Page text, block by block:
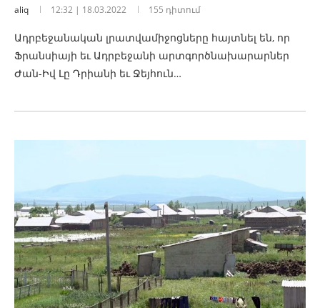
aliq 12:32 | 18.03.2022 155 դիտում
Ադրբեջանական լրատվամիջոցները հայտնել են, որ
Ֆրանսիայի եւ Ադրբեջանի արտգործնախարարներ
Ժան-Իվ Լը Դրիանի եւ Ջեյհուն…